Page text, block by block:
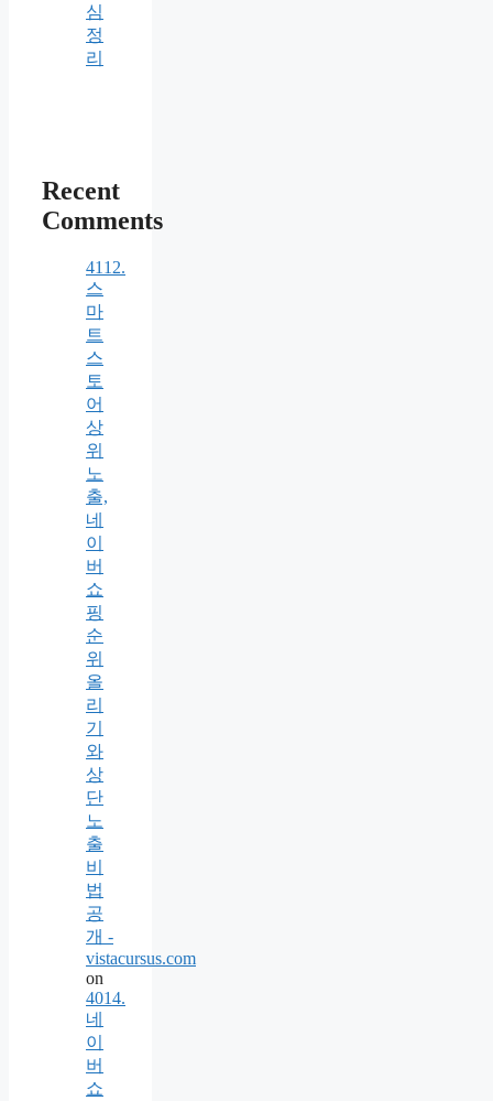
심
정
리
Recent
Comments
4112.
스
마
트
스
토
어
상
위
노
출,
네
이
버
쇼
핑
순
위
올
리
기
와
상
단
노
출
비
법
공
개 -
vistacursus.com
on
4014.
네
이
버
쇼